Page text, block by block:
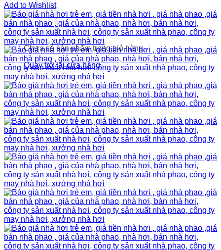
Chưa có sản phẩm trong giỏ hàng.
Quay trở lại cửa hàng
Add to Wishlist